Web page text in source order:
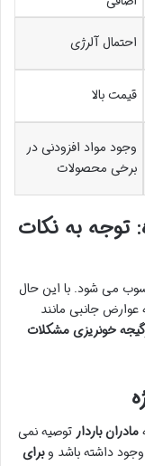
احتمال آلرژی
قیمت بالا
وجود مواد افزودنی در
برخی محصولات
توجه به نکات
می شود. با این حال
عوارض جانبی مانند
خونریزیمشکلات
مادران باردار توصیه نمی
وجود داشته باشد وبرای